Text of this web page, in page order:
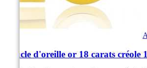
Boucle d'oreille or 18 carats créole